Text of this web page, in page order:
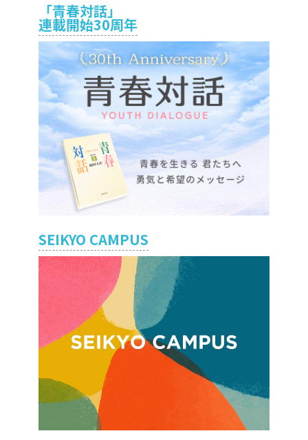
「青春対話」
連載開始30周年
SEIKYO CAMPUS